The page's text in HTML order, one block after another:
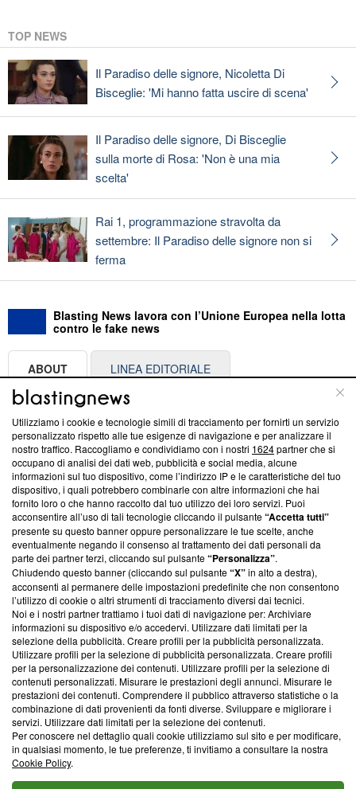
TOP NEWS
Il Paradiso delle signore, Nicoletta Di
Bisceglie: 'Mi hanno fatta uscire di scena'
Il Paradiso delle signore, Di Bisceglie
sulla morte di Rosa: 'Non è una mia
scelta'
Rai 1, programmazione stravolta da
settembre: Il Paradiso delle signore non si
ferma
Blasting News lavora con l’Unione Europea nella lotta
contro le fake news
ABOUT LINEA EDITORIALE
Questa sezione offre informazioni trasparenti su Blasting
News, sui nostri processi editoriali e su come ci impegniamo a
creare news di qualità. Inoltre, afferma la nostra aderenza a
‘Trust Project - News with Integrity’Blasting News non è
ancora membro del programma, ma ha richiesto di farne
parte; Trust Project non ha ancora effettuato una verifica di
conformità agli standard.
Su di noi
Team editoriale
Corporate
Redazione
Informativa Privacy
Cookie Policy
Blasting SA, IDI CHE-247.845.224, Via Carlo Frasca, 3 - 6900
Lugano (Svizzera) Tel:+39 0690258937
© 2026 Blasting News
Utilizziamo i cookie e tecnologie simili di tracciamento per fornirti un servizio
personalizzato rispetto alle tue esigenze di navigazione e per analizzare il
nostro traffico. Raccogliamo e condividiamo con i nostri 1624partner che si
occupano di analisi dei dati web, pubblicità e social media, alcune
informazioni sul tuo dispositivo, come l’indirizzo IP e le caratteristiche del tuo
dispositivo, i quali potrebbero combinarle con altre informazioni che hai
fornito loro o che hanno raccolto dal tuo utilizzo dei loro servizi. Puoi
acconsentire all’uso di tali tecnologie cliccando il pulsante“Accetta tutti”
presente su questo banner oppure personalizzare le tue scelte, anche
eventualmente negando il consenso al trattamento dei dati personali da
parte dei partner terzi, cliccando sul pulsante“Personalizza”.
Chiudendo questo banner (cliccando sul pulsante“X”in alto a destra),
acconsenti al permanere delle impostazioni predefinite che non consentono
l’utilizzo di cookie o altri strumenti di tracciamento diversi dai tecnici.
Noi e i nostri partner trattiamo i tuoi dati di navigazione per: Archiviare
informazioni su dispositivo e/o accedervi. Utilizzare dati limitati per la
selezione della pubblicità. Creare profili per la pubblicità personalizzata.
Utilizzare profili per la selezione di pubblicità personalizzata. Creare profili
per la personalizzazione dei contenuti. Utilizzare profili per la selezione di
contenuti personalizzati. Misurare le prestazioni degli annunci. Misurare le
prestazioni dei contenuti. Comprendere il pubblico attraverso statistiche o la
combinazione di dati provenienti da fonti diverse. Sviluppare e migliorare i
servizi. Utilizzare dati limitati per la selezione dei contenuti.
Per conoscere nel dettaglio quali cookie utilizziamo sul sito e per modificare,
in qualsiasi momento, le tue preferenze, ti invitiamo a consultare la nostra
Cookie Policy.